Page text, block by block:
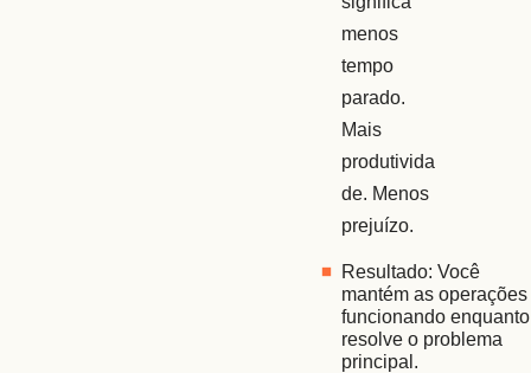
menos
tempo
parado.
Mais
produtivida
de. Menos
prejuízo.
Resultado: Você
mantém as operações
funcionando enquanto
resolve o problema
principal.